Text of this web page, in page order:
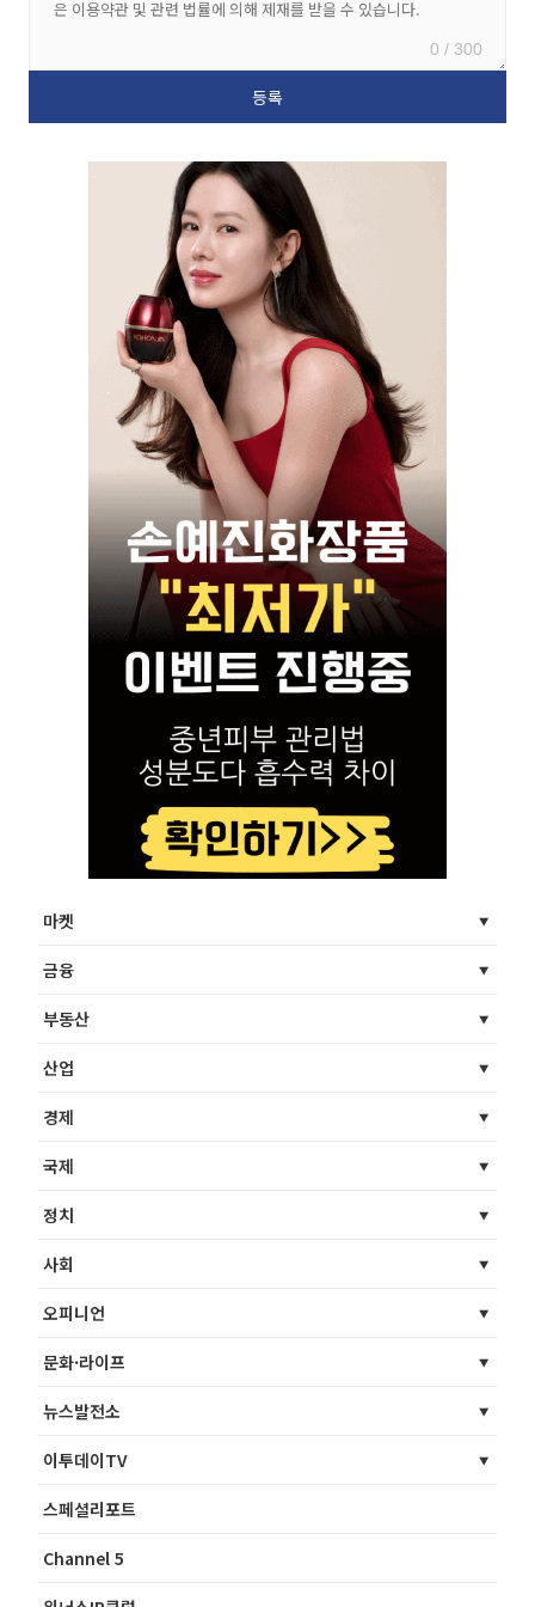
0 / 300
마켓
금융
부동산
산업
경제
국제
정치
사회
오피니언
문화·라이프
뉴스발전소
이투데이TV
스페셜리포트
Channel 5